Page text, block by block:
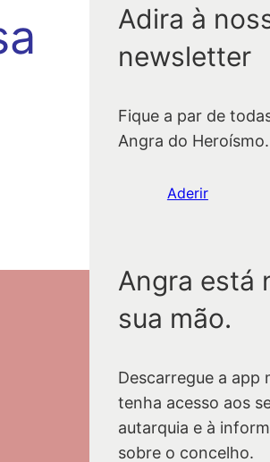
Adira à
newsletter
Fique a par de
Angra do Heroísmo.
Aderir
Angra está
sua mão.
Descarregue a app
tenha acesso aos
autarquia e à
sobre o concelho.